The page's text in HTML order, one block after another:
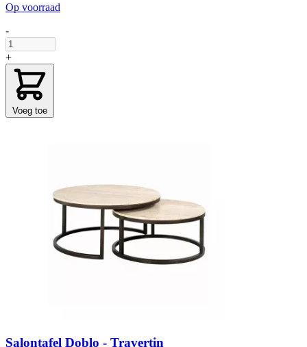
Op voorraad
-
+
Voeg toe
Salontafel Doblo - Travertin